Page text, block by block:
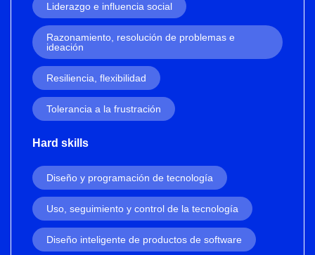
Liderazgo e influencia social
Razonamiento, resolución de problemas e
ideación
Resiliencia, flexibilidad
Tolerancia a la frustración
Hard skills
Diseño y programación de tecnología
Uso, seguimiento y control de la tecnología
Diseño inteligente de productos de software